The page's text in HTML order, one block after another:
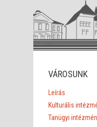
VÁROSUNK
Leírás
Kulturális
Tanügyi